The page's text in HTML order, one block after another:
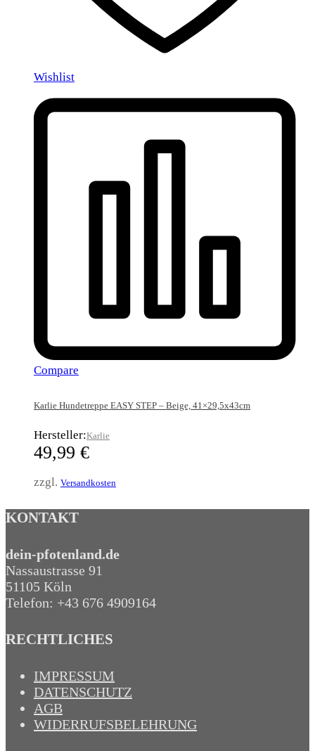
Wishlist
Compare
Karlie Hundetreppe EASY STEP – Beige, 41×29,5x43cm
Hersteller:Karlie
49,99 €
zzgl. Versandkosten
KONTAKT
dein-pfotenland.de
Nassaustrasse 91
51105 Köln
Telefon: +43 676 4909164‬
RECHTLICHES
IMPRESSUM
DATENSCHUTZ
AGB
WIDERRUFSBELEHRUNG